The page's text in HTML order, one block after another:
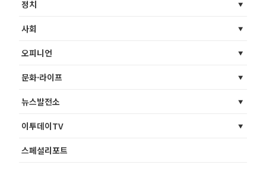
정치
사회
오피니언
문화·라이프
뉴스발전소
이투데이TV
스페셜리포트